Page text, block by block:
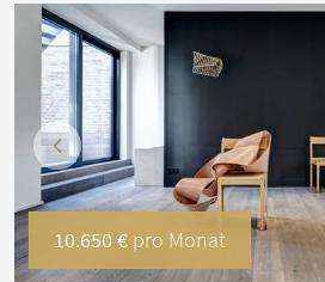
Vorherige
10.650 € pro Monat